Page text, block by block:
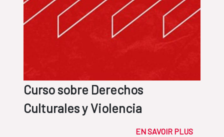
Curso sobre Derechos
Culturales y Violencia
EN SAVOIR PLUS